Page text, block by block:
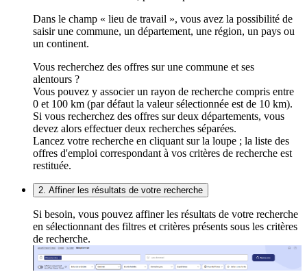
Dans le champ « lieu de travail », vous avez la possibilité de
saisir une commune, un département, une région, un pays ou
un continent.
Vous recherchez des offres sur une commune et ses
alentours ?
Vous pouvez y associer un rayon de recherche compris entre
0 et 100 km (par défaut la valeur sélectionnée est de 10 km).
Si vous recherchez des offres sur deux départements, vous
devez alors effectuer deux recherches séparées.
Lancez votre recherche en cliquant sur la loupe ; la liste des
offres d'emploi correspondant à vos critères de recherche est
restituée.
2. Affiner les résultats de votre recherche
Si besoin, vous pouvez affiner les résultats de votre recherche
en sélectionnant des filtres et critères présents sous les critères
de recherche.